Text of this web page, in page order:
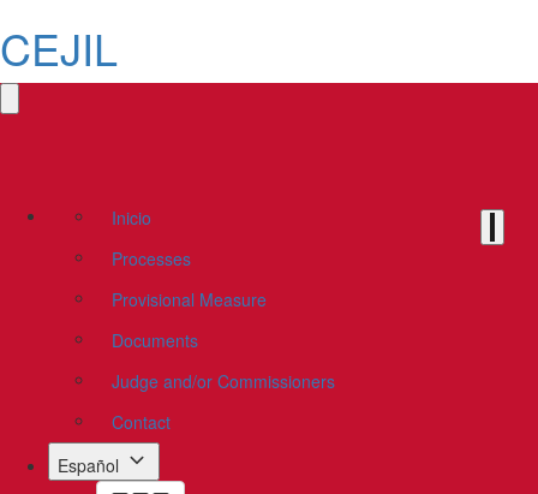
CEJIL
Inicio
Processes
Provisional Measure
Documents
Judge and/or Commissioners
Contact
Español